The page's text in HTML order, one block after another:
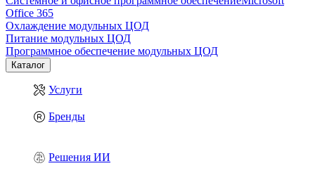
Office 365
Охлаждение модульных ЦОД
Питание модульных ЦОД
Программное обеспечение модульных ЦОД
Каталог
Услуги
Бренды
Решения ИИ